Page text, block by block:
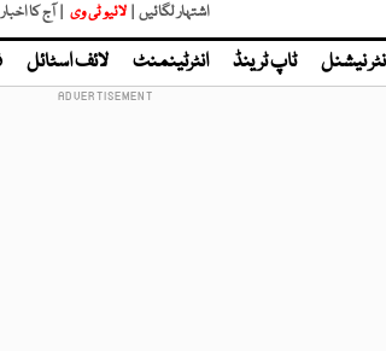
اشتہار لگائیں | لائیو ٹی وی | آج کا اخبار
نیشنل ٹاپ ٹرینڈ انٹرٹینمنٹ لائف اسٹائل